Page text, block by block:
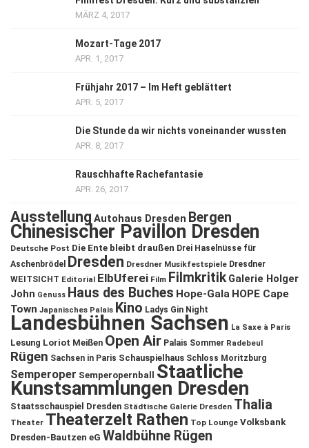
MÄRZ 4, 2017
Mozart-Tage 2017
APR. 1, 2017
Frühjahr 2017 – Im Heft geblättert
APR. 5, 2017
Die Stunde da wir nichts voneinander wussten
APR. 8, 2017
Rauschhafte Rachefantasie
APR. 26, 2017
Ausstellung Autohaus Dresden Bergen
Chinesischer Pavillon Dresden
Deutsche Post Die Ente bleibt draußen Drei Haselnüsse für
Aschenbrödel
Dresden Dresdner Musikfestspiele Dresdner
WEITSICHT Editorial ElbUferei Film Filmkritik Galerie Holger
John Genuss Haus des Buches Hope-Gala HOPE Cape
Town Japanisches Palais Kino Ladys Gin Night
Landesbühnen Sachsen La Saxe à Paris
Lesung Loriot Meißen Open Air Palais Sommer Radebeul
Rügen Sachsen in Paris Schauspielhaus Schloss Moritzburg
Semperoper Semperopernball Staatliche
Kunstsammlungen Dresden
Staatsschauspiel Dresden Städtische Galerie Dresden Thalia
Theater Theaterzelt Rathen Top Lounge Volksbank
Dresden-Bautzen eG Waldbühne Rügen